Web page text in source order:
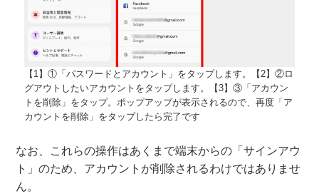
【1】①「パスワードとアカウント」をタップします。【2】②ロ
グアウトしたいアカウントをタップします。【3】③「アカウン
トを削除」をタップ。ポップアップが表示されるので、再度「ア
カウントを削除」をタップしたら完了です
なお、これらの操作はあくまで端末からの「サインアウ
ト」のため、アカウントが削除されるわけではありませ
ん。